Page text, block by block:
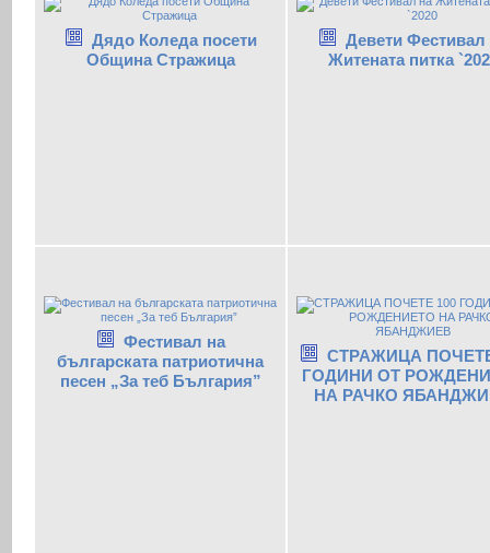
Дядо Коледа посети
Община Стражица
Девети Фестивал
Житената питка
Фестивал на
българската патриотична
песен „За теб България”
СТРАЖИЦА
ГОДИНИ ОТ
НА РАЧКО